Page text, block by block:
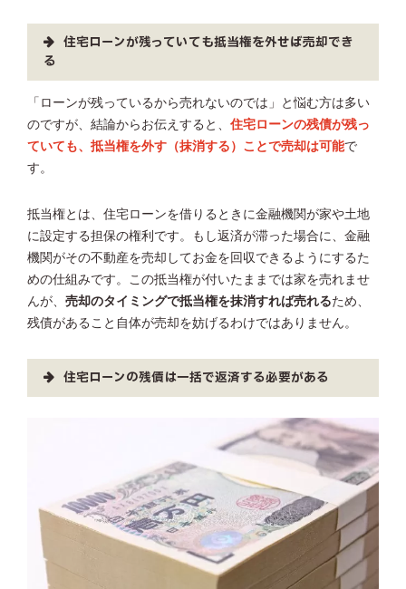
住宅ローンが残っていても抵当権を外せば売却でき
る
「ローンが残っているから売れないのでは」と悩む方は多い
のですが、結論からお伝えすると、 住宅ローンの残債が残っ
ていても、抵当権を外す（抹消する）ことで売却は可能で
す。
抵当権とは、住宅ローンを借りるときに金融機関が家や土地
に設定する担保の権利です。もし返済が滞った場合に、金融
機関がその不動産を売却してお金を回収できるようにするた
めの仕組みです。この抵当権が付いたままでは家を売れませ
んが、 売却のタイミングで抵当権を抹消すれば売れるため、
残債があること自体が売却を妨げるわけではありません。
住宅ローンの残債は一括で返済する必要がある